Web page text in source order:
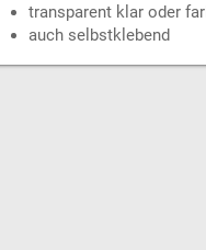
transparent klar oder
auch selbstklebend